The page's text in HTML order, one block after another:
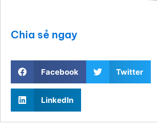
Chia sẻ ngay
Facebook Twitter
LinkedIn